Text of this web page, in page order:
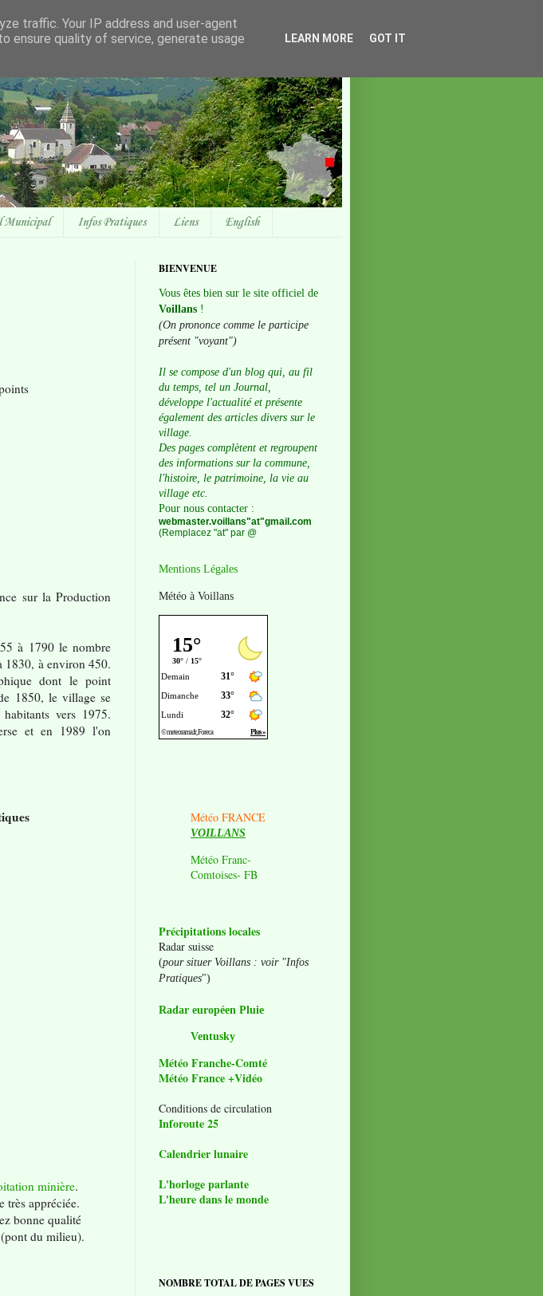
Municipal Infos Pratiques Liens English
sur la Production
à 1790 le nombre
1830, à environ 450.
dont le point
1850, le village se
vers 1975.
et en 1989 l'on
minière.
très appréciée.
bonne qualité
du milieu).
BIENVENUE
Vous êtes bien sur le site officiel de
Voillans !
(On prononce comme le participe
présent "voyant")
Il se compose d'un blog qui, au fil
du temps, tel un Journal,
développe l'actualité et présente
également des articles divers sur le
village.
Des pages complètent et regroupent
des informations sur la commune,
l'histoire, le patrimoine, la vie au
village etc.
Pour nous contacter :
webmaster.voillans"at"gmail.com
(Remplacez "at" par @
Mentions Légales
Météo à Voillans
Météo FRANCE
VOILLANS
Météo Franc-
Comtoises- FB
Précipitations locales
Radar suisse
(pour situer Voillans : voir "Infos
Pratiques")
Radar européen Pluie
Ventusky
Météo Franche-Comté
Météo France +Vidéo
Conditions de circulation
Inforoute 25
Calendrier lunaire
L'horloge parlante
L'heure dans le monde
NOMBRE TOTAL DE PAGES VUES
traffic. Your IP address and user-agent
ensure quality of service, generate usage
LEARN MORE GOT IT